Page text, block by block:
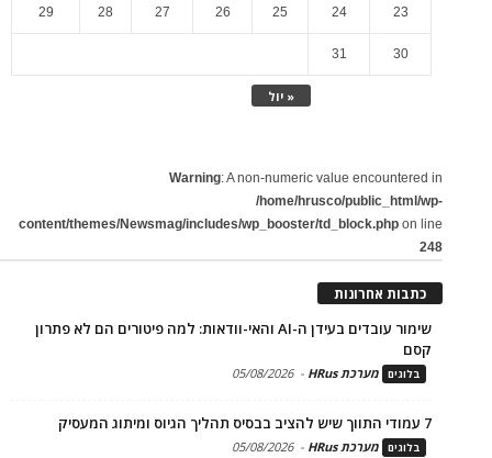
« יול
23
24
25
26
27
28
29
30
31
Warning: A non-numeric value encountered in
/home/hrusco/public_html/wp-
content/themes/Newsmag/includes/wp_booster/td_block.php on line
248
כתבות אחרונות
שימור עובדים בעידן ה-AI והאי-וודאות: למה פיטורים הם לא פתרון
קסם
בלוגים מערכת HRus -
05/08/2026
7 עמודי התווך שיש להציב בבסיס תהליך הגיוס ומיתוג המעסיק
בלוגים מערכת HRus -
05/08/2026